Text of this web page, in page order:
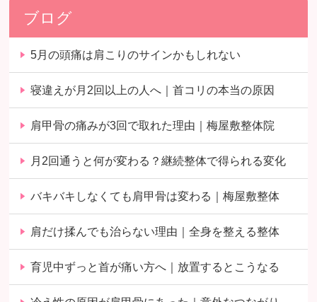
ブログ
5月の頭痛は肩こりのサインかもしれない
寝違えが月2回以上の人へ｜首コリの本当の原因
肩甲骨の痛みが3回で取れた理由｜梅屋敷整体院
月2回通うと何が変わる？継続整体で得られる変化
バキバキしなくても肩甲骨は変わる｜梅屋敷整体
肩だけ揉んでも治らない理由｜全身を整える整体
育児中ずっと首が痛い方へ｜放置するとこうなる